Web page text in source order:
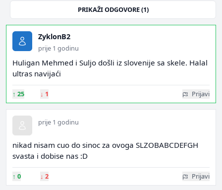
PRIKAŽI ODGOVORE (1)
ZyklonB2
prije 1 godinu
Huligan Mehmed i Suljo došli iz slovenije sa skele. Halal
ultras navijaći
↑ 25 ↓ 1 Prijavi
prije 1 godinu
nikad nisam cuo do sinoc za ovoga SLZOBABCDEFGH
svasta i dobise nas :D
↑ 0 ↓ 2 Prijavi